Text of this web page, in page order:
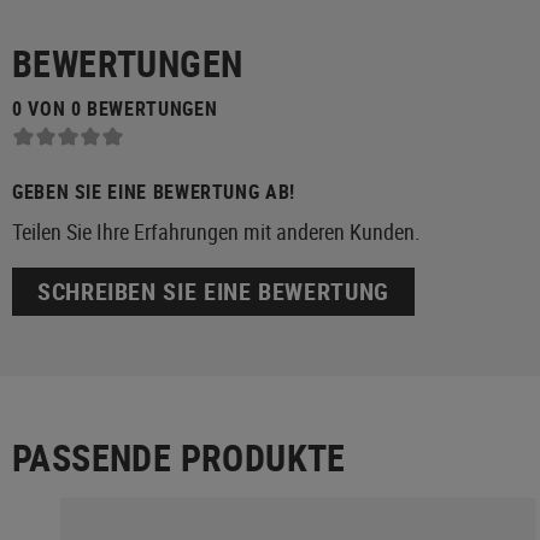
BEWERTUNGEN
0 VON 0 BEWERTUNGEN
GEBEN SIE EINE BEWERTUNG AB!
Teilen Sie Ihre Erfahrungen mit anderen Kunden.
SCHREIBEN SIE EINE BEWERTUNG
PASSENDE PRODUKTE